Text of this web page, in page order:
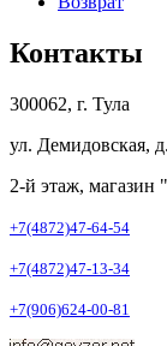
Контакты
300062, г. Тула
ул. Демидовская,
2-й этаж, магазин
+7(4872)47-64-54
+7(4872)47-13-34
+7(906)624-00-81